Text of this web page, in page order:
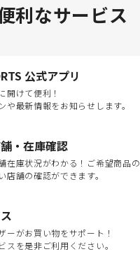
利なサービス
公式アプリ
開けて便利！
や最新情報をお知らせします。
・在庫確認
在庫状況がわかる！ご希望商品の
店舗の確認ができます。
ーがお買い物をサポート！
スを是非ご利用ください。